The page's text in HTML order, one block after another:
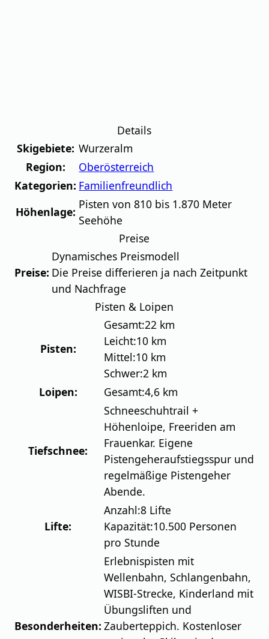
Details
Skigebiete: Wurzeralm
Region:
Oberösterreich
Kategorien: Familienfreundlich
Höhenlage:
Pisten von 810 bis 1.870 Meter
Seehöhe
Preise
Preise:
Dynamisches Preismodell
Die Preise differieren ja nach Zeitpunkt
und Nachfrage
Pisten & Loipen
Pisten:
Gesamt:22 km
Leicht:10 km
Mittel:10 km
Schwer:2 km
Loipen:
Gesamt:4,6 km
Tiefschnee:
Schneeschuhtrail +
Höhenloipe, Freeriden am
Frauenkar. Eigene
Pistengeheraufstiegsspur und
regelmäßige Pistengeher
Abende.
Lifte:
Anzahl:8 Lifte
Kapazität:10.500 Personen
pro Stunde
Besonderheiten:
Erlebnispisten mit
Wellenbahn, Schlangenbahn,
WISBI-Strecke, Kinderland mit
Übungsliften und
Zauberteppich. Kostenloser